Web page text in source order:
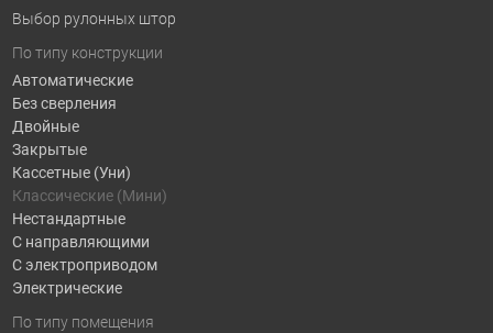
Выбор рулонных штор
По типу конструкции
Автоматические
Без сверления
Двойные
Закрытые
Кассетные (Уни)
Классические (Мини)
Нестандартные
С направляющими
С электроприводом
Электрические
По типу помещения